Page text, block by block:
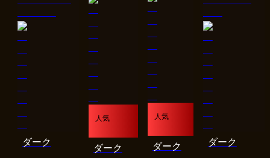
ダーク
人気
ダーク
人気
ダーク ダーク